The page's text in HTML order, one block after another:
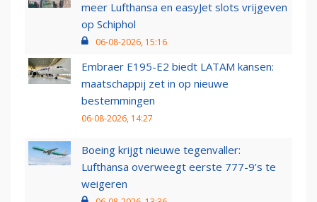
meer Lufthansa en easyJet slots vrijgeven
op Schiphol
06-08-2026, 15:16
Embraer E195-E2 biedt LATAM kansen:
maatschappij zet in op nieuwe
bestemmingen
06-08-2026, 14:27
Boeing krijgt nieuwe tegenvaller:
Lufthansa overweegt eerste 777-9’s te
weigeren